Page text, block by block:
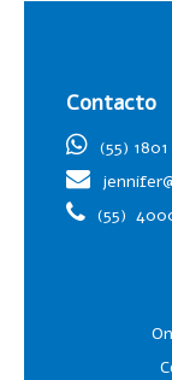
Contacto
(55)
(55)